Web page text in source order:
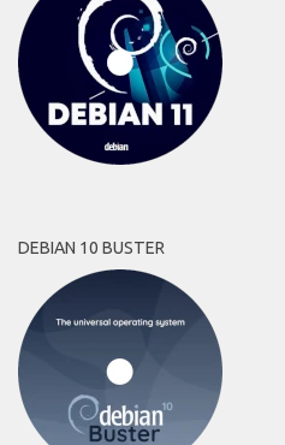
DEBIAN 10 BUSTER